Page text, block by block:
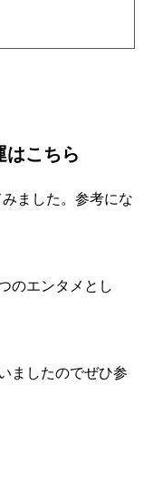
はこちら
ました。参考にな
のエンタメとし
ましたのでぜひ参